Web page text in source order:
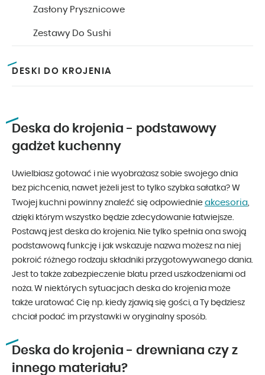
Zasłony Prysznicowe
Zestawy Do Sushi
DESKI DO KROJENIA
Deska do krojenia - podstawowy
gadżet kuchenny
Uwielbiasz gotować i nie wyobrażasz sobie swojego dnia
bez pichcenia, nawet jeżeli jest to tylko szybka sałatka? W
Twojej kuchni powinny znaleźć się odpowiednie akcesoria,
dzięki którym wszystko będzie zdecydowanie łatwiejsze.
Postawą jest deska do krojenia. Nie tylko spełnia ona swoją
podstawową funkcję i jak wskazuje nazwa możesz na niej
pokroić różnego rodzaju składniki przygotowywanego dania.
Jest to także zabezpieczenie blatu przed uszkodzeniami od
noża. W niektórych sytuacjach deska do krojenia może
także uratować Cię np. kiedy zjawią się gości, a Ty będziesz
chciał podać im przystawki w oryginalny sposób.
Deska do krojenia - drewniana czy z
innego materiału?